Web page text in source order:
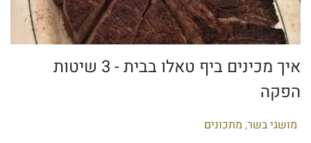
איך מכינים ביף טאלו בבית - 3 שיטות
הפקה
P
מושגי בשר, מתכונים